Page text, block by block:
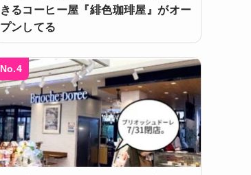
きるコーヒー屋『緋色珈琲屋』がオー
プンしてる
No.4